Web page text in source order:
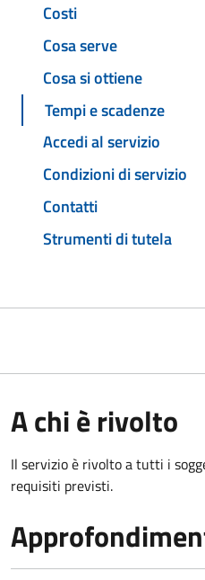
Costi
Cosa serve
Cosa si ottiene
Tempi e scadenze
Accedi al servizio
Condizioni di servizio
Contatti
Strumenti di tutela
A chi è rivolto
Il servizio è rivolto a tutti i
requisiti previsti.